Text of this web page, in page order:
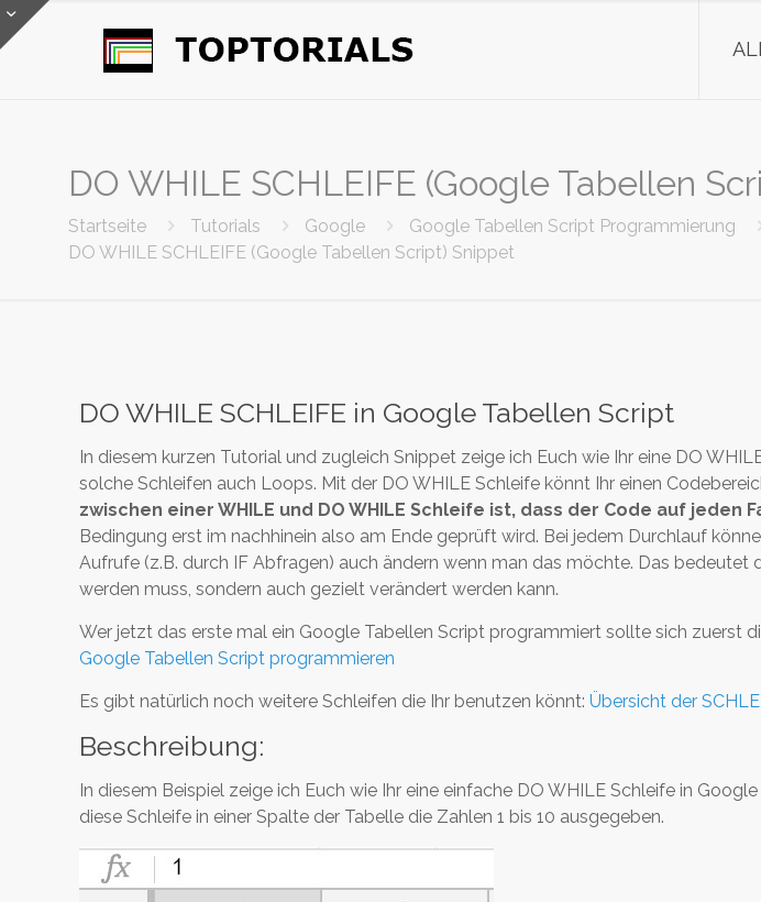
DO WHILE SCHLEIFE (Google Tabellen
Startseite Tutorials Google Google Tabellen Script Programmierung
DO WHILE SCHLEIFE (Google Tabellen Script) Snippet
DO WHILE SCHLEIFE in Google Tabellen Script
In diesem kurzen Tutorial und zugleich Snippet zeige ich Euch wie Ihr eine DO
solche Schleifen auch Loops. Mit der DO WHILE Schleife könnt Ihr einen
zwischen einer WHILE und DO WHILE Schleife ist, dass der Code auf jeden
Bedingung erst im nachhinein also am Ende geprüft wird. Bei jedem Durchlauf
Aufrufe (z.B. durch IF Abfragen) auch ändern wenn man das möchte. Das bedeutet
werden muss, sondern auch gezielt verändert werden kann.
Wer jetzt das erste mal ein Google Tabellen Script programmiert sollte sich zuerst
Google Tabellen Script programmieren
Es gibt natürlich noch weitere Schleifen die Ihr benutzen könnt: Übersicht der
Beschreibung:
In diesem Beispiel zeige ich Euch wie Ihr eine einfache DO WHILE Schleife in
diese Schleife in einer Spalte der Tabelle die Zahlen 1 bis 10 ausgegeben.